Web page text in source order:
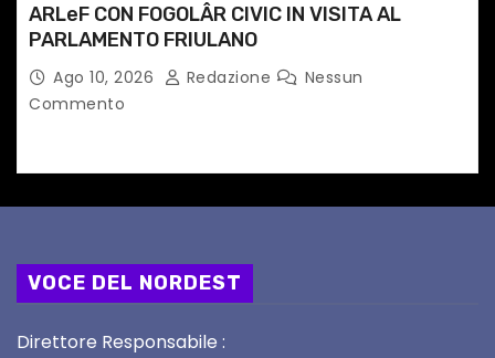
ARLeF CON FOGOLÂR CIVIC IN VISITA AL
PARLAMENTO FRIULANO
Ago 10, 2026 Redazione
Nessun
Commento
VOCE DEL NORDEST
Direttore Responsabile :